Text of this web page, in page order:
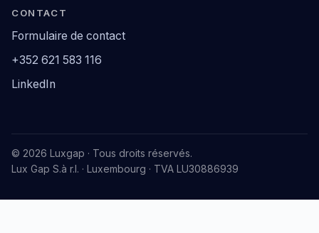
CONTACT
Formulaire de contact
+352 621 583 116
LinkedIn
© 2026 Luxgap · Tous droits réservés.
Lux Gap S.à r.l. · Luxembourg · TVA LU30886939